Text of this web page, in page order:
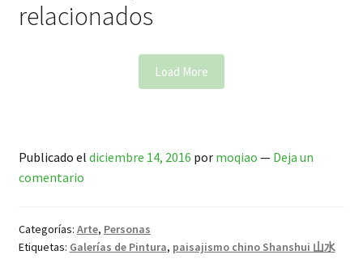
relacionados
Load More
Publicado el diciembre 14, 2016 por moqiao — Deja un
comentario
Categorías: Arte, Personas
Etiquetas: Galerías de Pintura, paisajismo chino Shanshui 山水